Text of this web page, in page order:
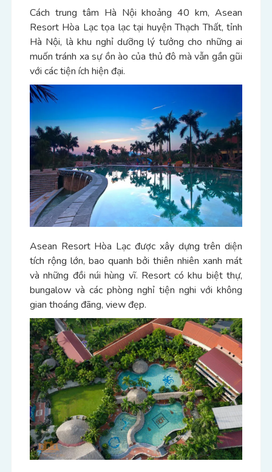
Cách trung tâm Hà Nội khoảng 40 km, Asean
Resort Hòa Lạc tọa lạc tại huyện Thạch Thất, tỉnh
Hà Nội, là khu nghỉ dưỡng lý tưởng cho những ai
muốn tránh xa sự ồn ào của thủ đô mà vẫn gần gũi
với các tiện ích hiện đại.
Asean Resort Hòa Lạc được xây dựng trên diện
tích rộng lớn, bao quanh bởi thiên nhiên xanh mát
và những đồi núi hùng vĩ. Resort có khu biệt thự,
bungalow và các phòng nghỉ tiện nghi với không
gian thoáng đãng, view đẹp.